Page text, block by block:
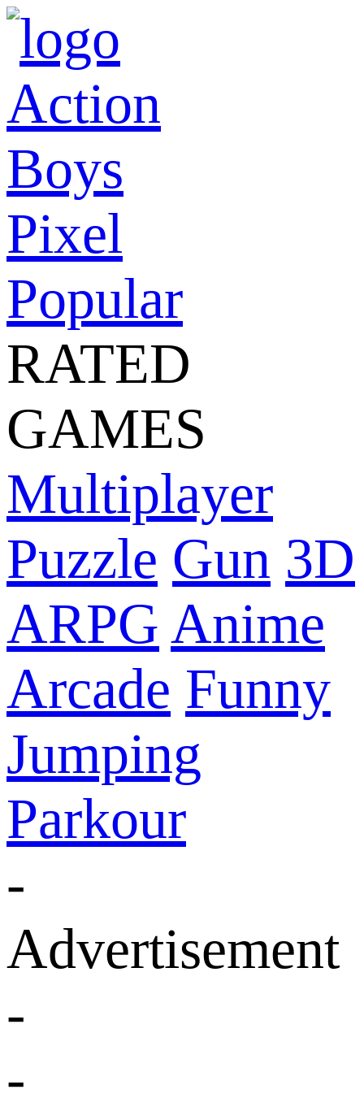
Action
Boys
Pixel
Popular
RATED
GAMES
Multiplayer
Puzzle Gun 3D
ARPG Anime
Arcade Funny
Jumping
Parkour
-
Advertisement
-
-